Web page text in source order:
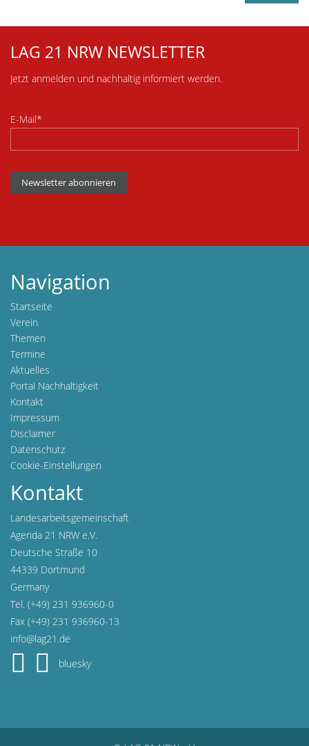
LAG 21 NRW NEWSLETTER
Jetzt anmelden und nachhaltig informiert werden.
E-Mail*
Newsletter abonnieren
Navigation
Startseite
Verein
Themen
Termine
Aktuelles
Portal Nachhaltigkeit
Kontakt
Impressum
Disclaimer
Datenschutz
Cookie-Einstellungen
Kontakt
Landesarbeitsgemeinschaft
Agenda 21 NRW e.V.
Deutsche Straße 10
44339 Dortmund
Germany
Tel. (+49) 231 936960-0
Fax (+49) 231 936960-13
info@lag21.de
bluesky